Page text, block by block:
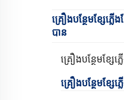
គ្រឿង​បន្ថែម​ខ្សែ​ភ្ល
បាន
គ្រឿង​បន្ថែម​ខ្សែ​ភ្
គ្រឿង​បន្ថែម​ខ្សែ​ភ្